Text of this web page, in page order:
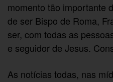
momento tão importante
de ser Bispo de Roma,
ser, com todas as
e seguidor de Jesus.
As notícias todas, nas